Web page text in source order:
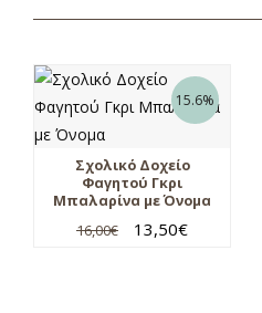
15.6%
Σχολικό Δοχείο
Φαγητού Γκρι
Μπαλαρίνα με Όνομα
16,00€ 13,50€